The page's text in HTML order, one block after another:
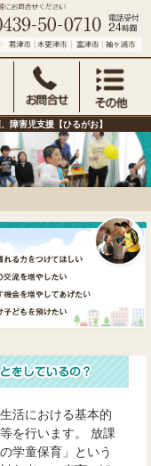
障害児支援【ひるがお】
活における基本的
を行います。 放課
学童保育」という